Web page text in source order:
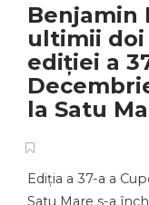
Benjamin
ultimii
ediției a
la Satu
Ediția a 37-a a
Satu Mare s-a